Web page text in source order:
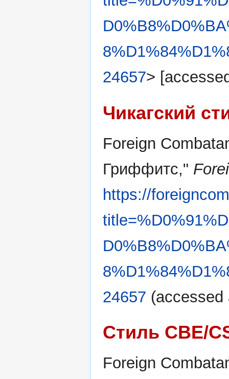
24657>
Чикагский
Foreign
Гриффитс,"
https://
24657 (accessed
Стиль CBE/
Foreign